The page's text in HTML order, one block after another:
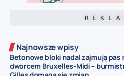
R E K L A
Najnowsze wpisy
Betonowe bloki nadal zajmują pas
dworcem Bruxelles-Midi –